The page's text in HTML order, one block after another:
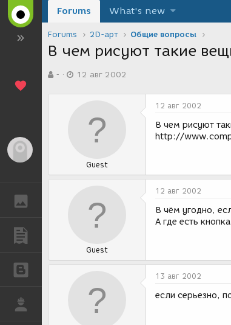
Forums What's new
Forums 2D-арт Общие вопросы
В чем рисуют такие
в-
а
и
12 авг 2002
Guest
12 авг 2002
В чем рисуют
http://
Guest
12 авг 2002
В чём угодно,
А где есть
13 авг 2002
если серьезно,